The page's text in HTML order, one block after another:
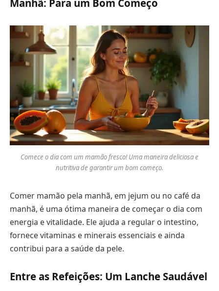
Manhã: Para um Bom Começo
Comece o dia com um mamão fresco! Uma maneira deliciosa e
nutritiva de garantir um bom começo.
Comer mamão pela manhã, em jejum ou no café da
manhã, é uma ótima maneira de começar o dia com
energia e vitalidade. Ele ajuda a regular o intestino,
fornece vitaminas e minerais essenciais e ainda
contribui para a saúde da pele.
Entre as Refeições: Um Lanche Saudável